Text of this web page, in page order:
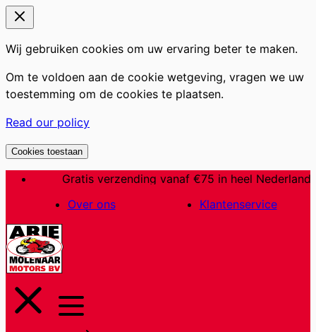
Wij gebruiken cookies om uw ervaring beter te maken.
Om te voldoen aan de cookie wetgeving, vragen we uw
toestemming om de cookies te plaatsen.
Read our policy
Cookies toestaan
inhoud
Gratis verzending vanaf €75 in heel Nederland
Over ons
Klantenservice